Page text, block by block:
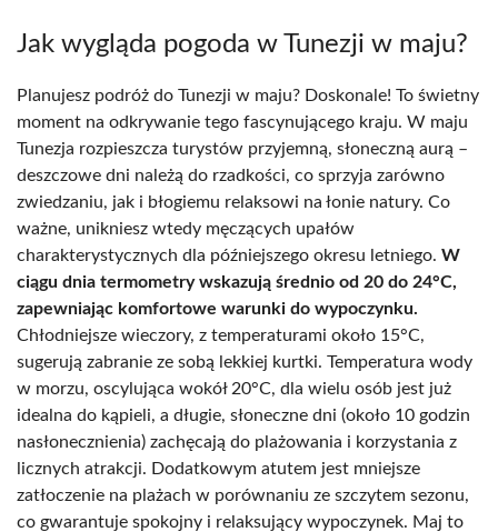
Jak wygląda pogoda w Tunezji w maju?
Planujesz podróż do Tunezji w maju? Doskonale! To świetny
moment na odkrywanie tego fascynującego kraju. W maju
Tunezja rozpieszcza turystów przyjemną, słoneczną aurą –
deszczowe dni należą do rzadkości, co sprzyja zarówno
zwiedzaniu, jak i błogiemu relaksowi na łonie natury. Co
ważne, unikniesz wtedy męczących upałów
charakterystycznych dla późniejszego okresu letniego. W
ciągu dnia termometry wskazują średnio od 20 do 24°C,
zapewniając komfortowe warunki do wypoczynku.
Chłodniejsze wieczory, z temperaturami około 15°C,
sugerują zabranie ze sobą lekkiej kurtki. Temperatura wody
w morzu, oscylująca wokół 20°C, dla wielu osób jest już
idealna do kąpieli, a długie, słoneczne dni (około 10 godzin
nasłonecznienia) zachęcają do plażowania i korzystania z
licznych atrakcji. Dodatkowym atutem jest mniejsze
zatłoczenie na plażach w porównaniu ze szczytem sezonu,
co gwarantuje spokojny i relaksujący wypoczynek. Maj to